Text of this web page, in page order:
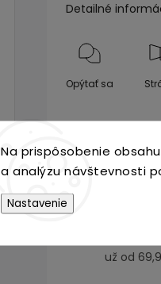
Na prispôsobenie
a analýzu návštevnosti
Nastavenie
Detailné
Opýtať sa
už od